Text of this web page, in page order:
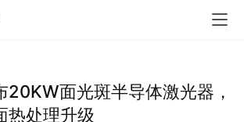
20KW面光斑半导体激光器，
热处理升级